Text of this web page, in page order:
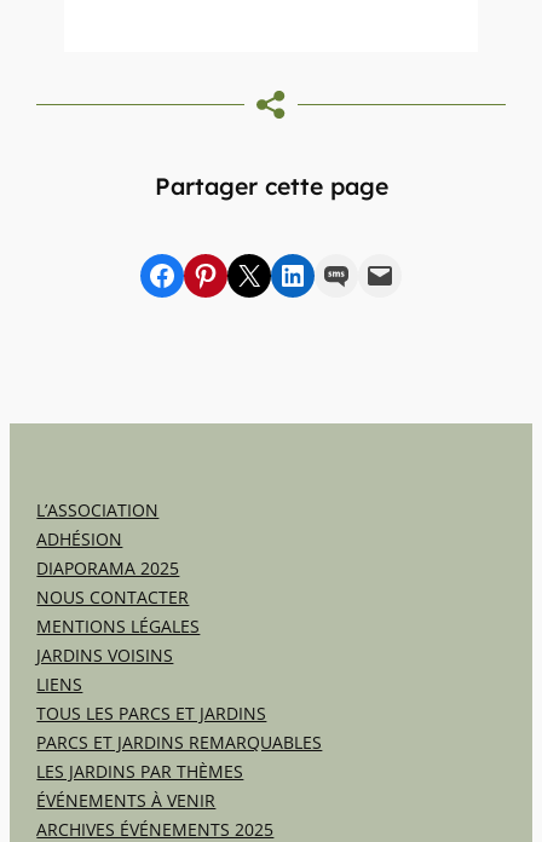
Partager cette page
Partager sur Facebook
sur Pinterest
sur X sur LinkedIn
par SMSpar e-mail
L’ASSOCIATION
ADHÉSION
DIAPORAMA 2025
NOUS CONTACTER
MENTIONS LÉGALES
JARDINS VOISINS
LIENS
TOUS LES PARCS ET JARDINS
PARCS ET JARDINS REMARQUABLES
LES JARDINS PAR THÈMES
ÉVÉNEMENTS À VENIR
ARCHIVES ÉVÉNEMENTS 2025